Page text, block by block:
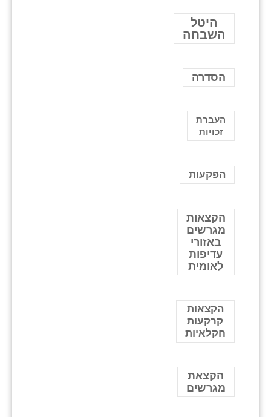
היטל
השבחה
הסדרה
העברת
זכויות
הפקעות
הקצאות
מגרשים
באזורי
עדיפות
לאומית
הקצאות
קרקעות
חקלאיות
הקצאת
מגרשים